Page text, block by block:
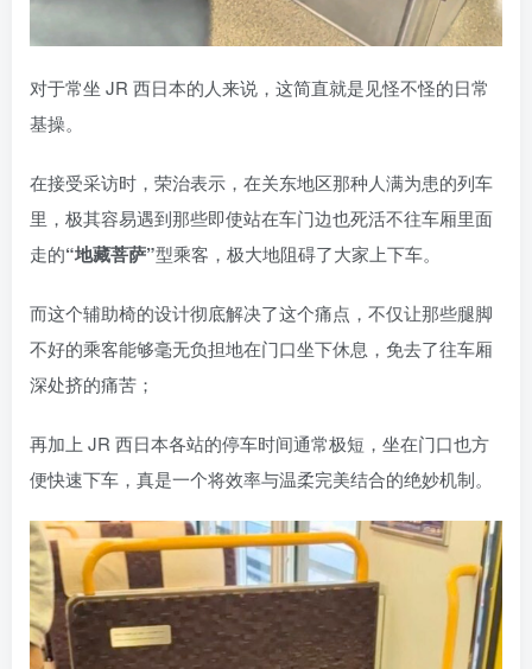
对于常坐 JR 西日本的人来说，这简直就是见怪不怪的日常
基操。
在接受采访时，荣治表示，在关东地区那种人满为患的列车
里，极其容易遇到那些即使站在车门边也死活不往车厢里面
走的“地藏菩萨”型乘客，极大地阻碍了大家上下车。
而这个辅助椅的设计彻底解决了这个痛点，不仅让那些腿脚
不好的乘客能够毫无负担地在门口坐下休息，免去了往车厢
深处挤的痛苦；
再加上 JR 西日本各站的停车时间通常极短，坐在门口也方
便快速下车，真是一个将效率与温柔完美结合的绝妙机制。